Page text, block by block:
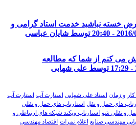
خسته نباشید خدمت استاد گرامی و
توسط شایان عباسی
می کنم از شما که مطالعه
کار و زمان استاد علی شهابی استارت آپ استارت آپ
های حمل و نقل استارتاپ های حمل و نقلی
و نقلی شو
استارتاپ ویکند شبکه های ارتباطی و
مهندسی صنایع اعلام نمرات اقتصاد مهندسی